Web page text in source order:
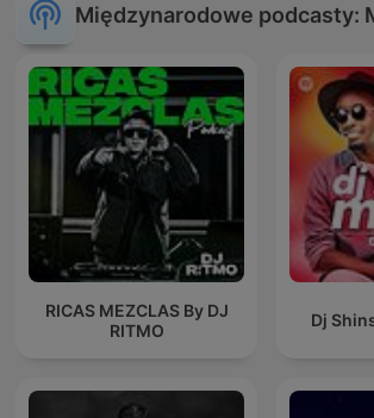
Międzynarodowe podcasty:
RICAS MEZCLAS By DJ
RITMO
Dj